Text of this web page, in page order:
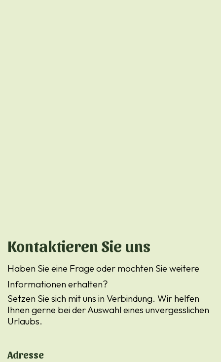
Kontaktieren Sie uns
Haben Sie eine Frage oder möchten Sie weitere
Informationen erhalten?
Setzen Sie sich mit uns in Verbindung. Wir helfen
Ihnen gerne bei der Auswahl eines unvergesslichen
Urlaubs.
Adresse